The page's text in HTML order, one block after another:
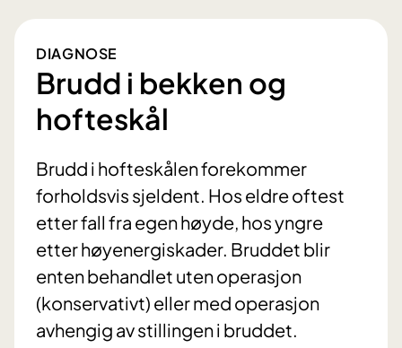
DIAGNOSE
Brudd i bekken og
hofteskål
Brudd i hofteskålen forekommer
forholdsvis sjeldent. Hos eldre oftest
etter fall fra egen høyde, hos yngre
etter høyenergiskader. Bruddet blir
enten behandlet uten operasjon
(konservativt) eller med operasjon
avhengig av stillingen i bruddet.